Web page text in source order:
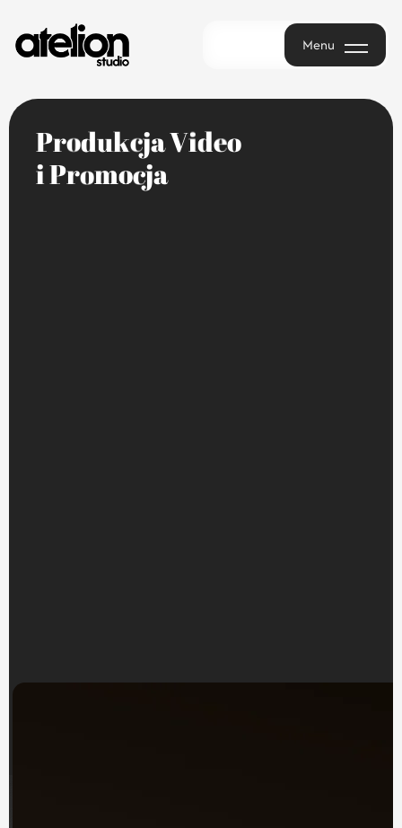
Menu
Menu
ProdukcjaVideo
iPromocja